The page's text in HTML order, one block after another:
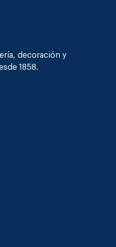
decoración y
1858.